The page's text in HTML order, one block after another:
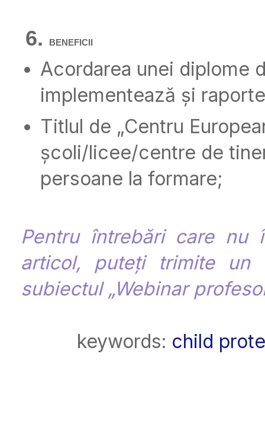
BENEFICII
Acordarea unei diplome
implementează și
Titlul de „Centru
școli/licee/centre de
persoane la formare;
Pentru întrebări care nu
articol, puteți trimite
subiectul „Webinar
keywords: child